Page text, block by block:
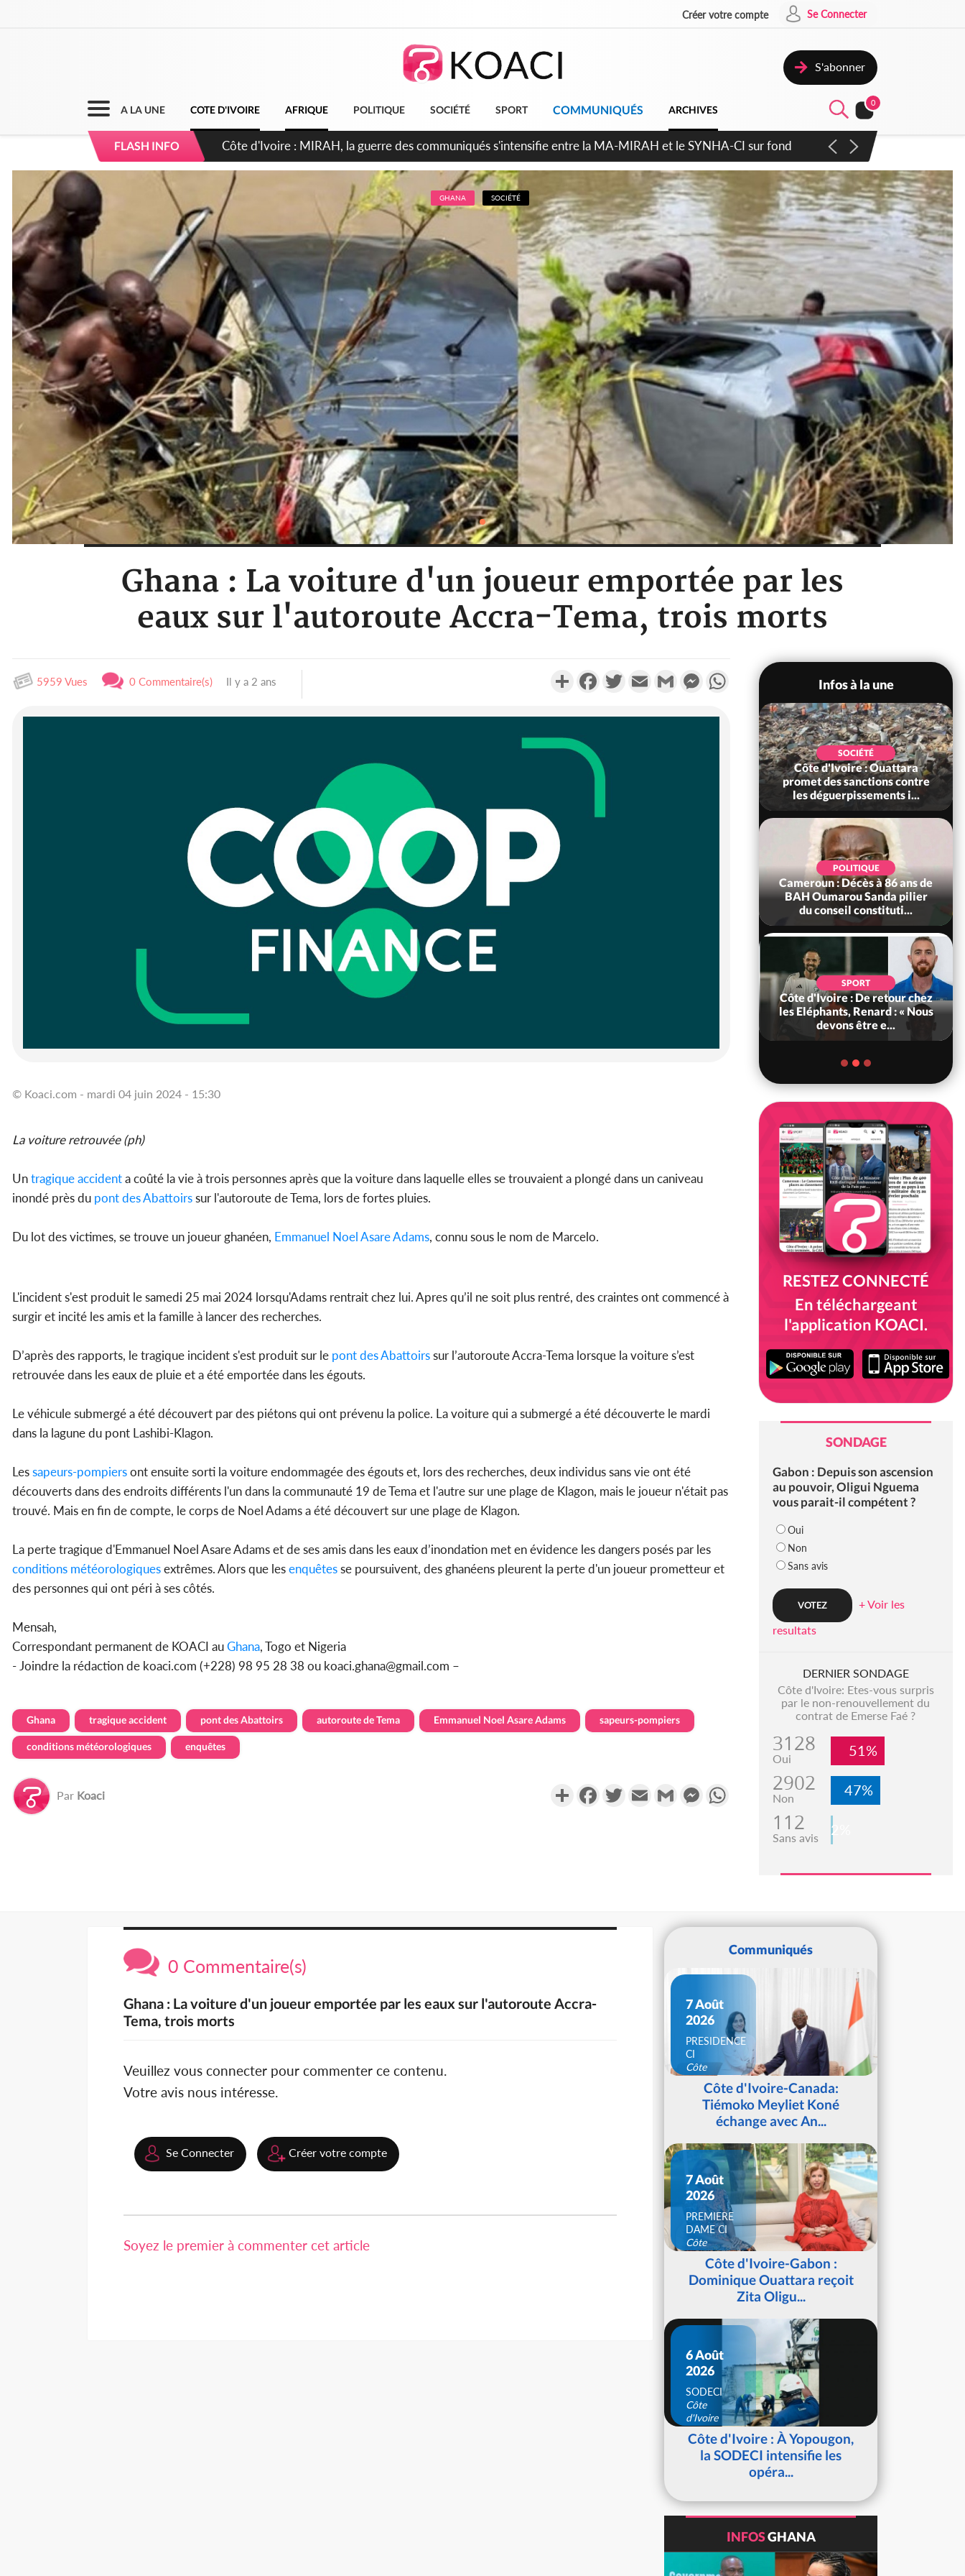
Créer votre compte Se Connecter
S'abonner
A LA UNE COTE D'IVOIRE AFRIQUE POLITIQUE SOCIÉTÉ SPORT COMMUNIQUÉS ARCHIVES
0
FLASH INFO Côte d'Ivoire : Indépendance 2026, Thiam plaide pour un environnement démocratique plus apaisé
GHANA SOCIÉTÉ
Ghana : La voiture d'un joueur emportée par les
eaux sur l'autoroute Accra-Tema, trois morts
5959 Vues 0 Commentaire(s) Il y a 2 ans PartagerFacebookTwitterEmail Gmail MessengerWhatsApp
© Koaci.com - mardi 04 juin 2024 - 15:30
La voiture retrouvée (ph)
Untragique accidenta coûté la vie à trois personnes après que la voiture dans laquelle elles se trouvaient a plongé dans un caniveau
inondé près du pont des Abattoirssur l'autoroute de Tema, lors de fortes pluies.
Du lot des victimes, se trouve un joueur ghanéen, Emmanuel Noel Asare Adams, connu sous le nom de Marcelo.
L'incident s'est produit le samedi 25 mai 2024 lorsqu'Adams rentrait chez lui. Apres qu’il ne soit plus rentré, des craintes ont commencé à
surgir et incité les amis et la famille à lancer des recherches.
D’après des rapports, le tragique incident s'est produit sur le pont des Abattoirssur l’autoroute Accra-Tema lorsque la voiture s’est
retrouvée dans les eaux de pluie et a été emportée dans les égouts.
Le véhicule submergé a été découvert par des piétons qui ont prévenu la police. La voiture qui a submergé a été découverte le mardi
dans la lagune du pont Lashibi-Klagon.
Lessapeurs-pompiersont ensuite sorti la voiture endommagée des égouts et, lors des recherches, deux individus sans vie ont été
découverts dans des endroits différents l'un dans la communauté 19 de Tema et l'autre sur une plage de Klagon, mais le joueur n'était pas
trouvé. Mais en fin de compte, le corps de Noel Adams a été découvert sur une plage de Klagon.
La perte tragique d'Emmanuel Noel Asare Adams et de ses amis dans les eaux d’inondation met en évidence les dangers posés par les
conditions météorologiquesextrêmes. Alors que lesenquêtesse poursuivent, des ghanéens pleurent la perte d'un joueur prometteur et
des personnes qui ont péri à ses côtés.
Mensah,
Correspondant permanent de KOACI auGhana, Togo et Nigeria
- Joindre la rédaction de koaci.com (+228) 98 95 28 38 ou koaci.ghana@gmail.com –
Ghana tragique accident pont des Abattoirs autoroute de Tema Emmanuel Noel Asare Adams sapeurs-pompiers
conditions météorologiques enquêtes
Par Koaci PartagerFacebookTwitterEmail Gmail MessengerWhatsApp
Infos à la une
Côte d'Ivoire : Après le pari
réussi du 66e anniversaire,
SOCIÉTÉ
Côte d'Ivoire : Ouattara
promet des sanctions contre
les déguerpissements i...
POLITIQUE
Cameroun : Décès à 86 ans de
BAH Oumarou Sanda pilier
du conseil constituti...
SPORT
Côte d'Ivoire : De retour chez
les Eléphants, Renard : « Nous
devons être e...
RESTEZ CONNECTÉ
En téléchargeant
l'application KOACI.
SONDAGE
Gabon : Depuis son ascension
au pouvoir, Oligui Nguema
vous parait-il compétent ?
Oui
Non
Sans avis
+ Voir les
resultats
DERNIER SONDAGE
Côte d'Ivoire: Etes-vous surpris
par le non-renouvellement du
contrat de Emerse Faé ?
3128
Oui 51%
2902
Non 47%
112
Sans avis 2%
0 Commentaire(s)
Ghana : La voiture d'un joueur emportée par les eaux sur l'autoroute Accra-
Tema, trois morts
Veuillez vous connecter pour commenter ce contenu.
Votre avis nous intéresse.
Se Connecter Créer votre compte
Soyez le premier à commenter cet article
Communiqués
7 Août
2026
PRESIDENCE
CI
Côte
d'IvoireCôte d'Ivoire-Canada:
Tiémoko Meyliet Koné
échange avec An...
7 Août
2026
PREMIERE
DAME CI
Côte
d'IvoireCôte d'Ivoire-Gabon :
Dominique Ouattara reçoit
Zita Oligu...
6 Août
2026
SODECI
Côte
d'Ivoire
Côte d'Ivoire : À Yopougon,
la SODECI intensifie les
opéra...
INFOSGHANA